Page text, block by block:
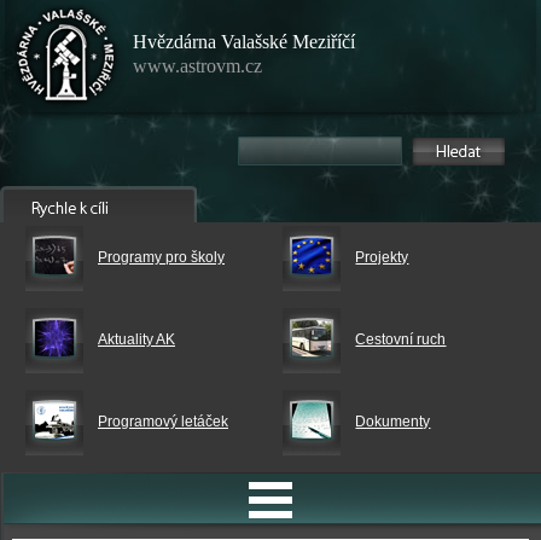
Hvězdárna Valašské Meziříčí
www.astrovm.cz
Programy pro školy Projekty
Aktuality AK Cestovní ruch
Programový letáček Dokumenty